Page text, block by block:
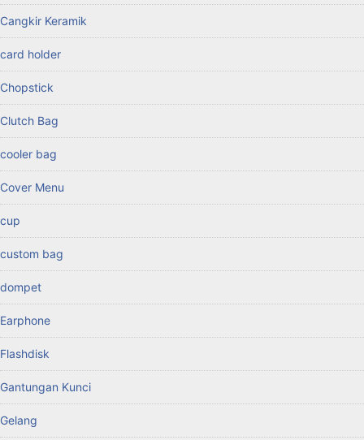
Cangkir Keramik
card holder
Chopstick
Clutch Bag
cooler bag
Cover Menu
cup
custom bag
dompet
Earphone
Flashdisk
Gantungan Kunci
Gelang